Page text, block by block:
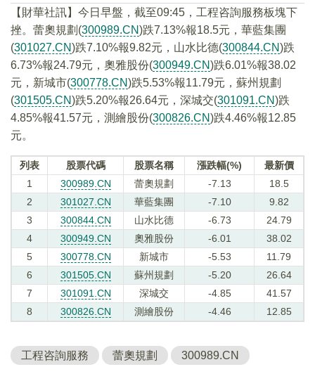
【財華社訊】今日早盤，截至09:45，工程咨詢服務板塊下
挫。蕾奧規劃(300989.CN)跌7.13%報18.5元，華藍集團
(301027.CN)跌7.10%報9.82元，山水比德(300844.CN)跌
6.73%報24.79元，奧雅股份(300949.CN)跌6.01%報38.02
元，新城市(300778.CN)跌5.53%報11.79元，蘇州規劃
(301505.CN)跌5.20%報26.64元，深城交(301091.CN)跌
4.85%報41.57元，測繪股份(300826.CN)跌4.46%報12.85
元。
列表 股票代碼 股票名稱 漲跌幅(%)
最新價
1
300989.CN 蕾奧規劃 -7.13
18.5
2
301027.CN 華藍集團 -7.10
9.82
3
300844.CN 山水比德 -6.73
24.79
4
300949.CN 奧雅股份 -6.01
38.02
5
300778.CN 新城市 -5.53
11.79
6
301505.CN 蘇州規劃 -5.20
26.64
7
301091.CN 深城交 -4.85
41.57
8
300826.CN 測繪股份 -4.46 12.85
工程咨詢服務 蕾奧規劃 300989.CN